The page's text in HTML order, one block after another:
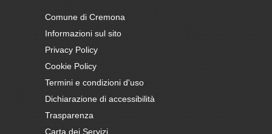
Comune di Cremona
Informazioni sul sito
Privacy Policy
Cookie Policy
Termini e condizioni d'uso
Dichiarazione di accessibilità
Trasparenza
Carta dei Servizi